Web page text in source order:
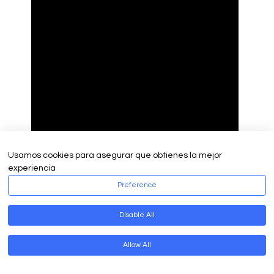
Usamos cookies para asegurar que obtienes la mejor
experiencia
Preference
Disable All
Allow All